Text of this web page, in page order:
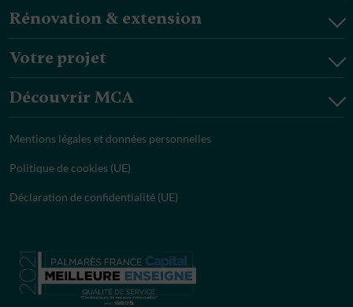
Rénovation & extension
Votre projet
Découvrir MCA
Mentions légales et données personnelles
Politique de cookies (UE)
Déclaration de confidentialité (UE)